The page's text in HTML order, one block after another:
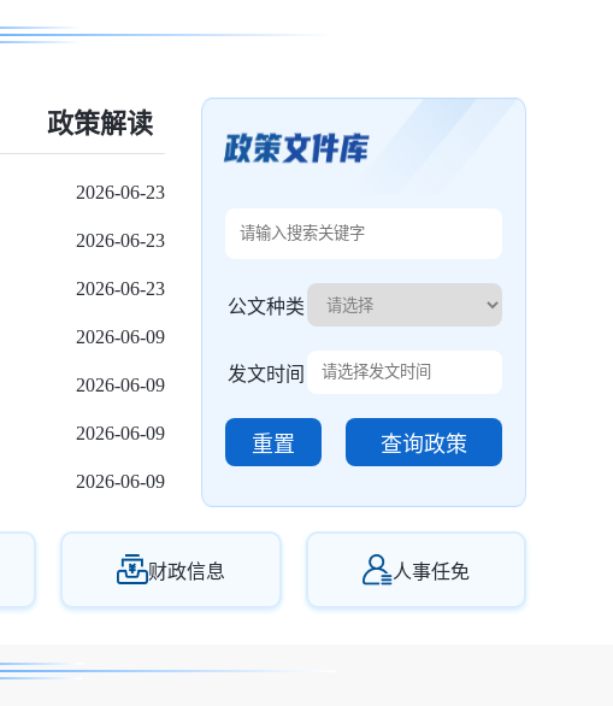
政策解读
2026-06-23
2026-06-23
2026-06-23
2026-06-09
2026-06-09
2026-06-09
2026-06-09
公文种类
发文时间
重置 查询政策
财政信息 人事任免